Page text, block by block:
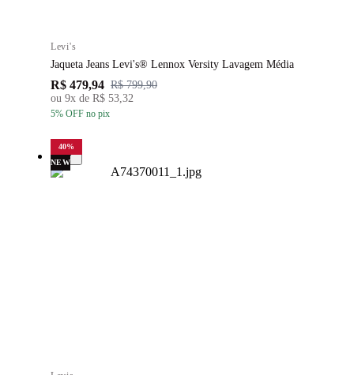
Levi's
Jaqueta Jeans Levi's® Lennox Versity Lavagem Média
R$ 479,94 R$ 799,90
ou 9x de R$ 53,32
5% OFF no pix
40%
NEW